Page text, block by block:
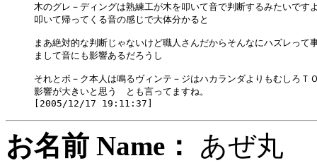
木のグレ－ディングは熟練工が木を叩いて音で判断するみたいです
叩いて帰ってくる音の感じで大体分かると
まあ絶対的な判断じゃないけど職人さんだからそんなにハズレって
まして音にも影響あるだろうし
それとボ－ク本人は鳴るヴィンテ－ジはハカランダよりもむしろＴ
影響が大きいと思う　とも言ってますね。
お名前 Name： あぜ